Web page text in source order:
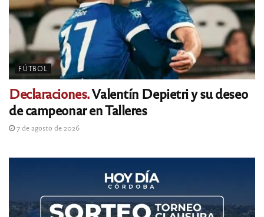
FÚTBOL
Declaraciones.Valentín Depietri y su deseo
de campeonar en Talleres
7 de agosto de 2026